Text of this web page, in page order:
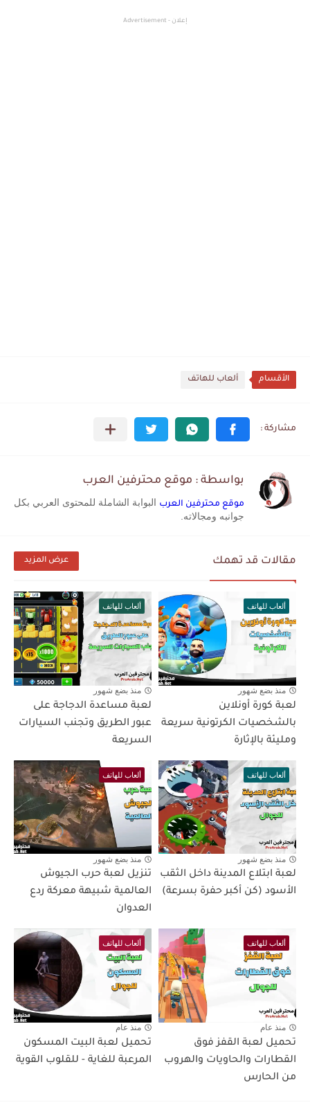
إعلان - Advertisement
الأقسام ألعاب للهاتف
بواسطة : موقع محترفين العرب
موقع محترفين العرب البوابة الشاملة للمحتوى العربي بكل
جوانبه ومجالاته.
مقالات قد تهمك عرض المزيد
ألعاب للهاتف
منذ بضع شهور
لعبة كورة أونلاين
بالشخصيات الكرتونية سريعة
ومليئة بالإثارة
ألعاب للهاتف
منذ بضع شهور
لعبة مساعدة الدجاجة على
عبور الطريق وتجنب السيارات
السريعة
ألعاب للهاتف
منذ بضع شهور
لعبة ابتلاع المدينة داخل الثقب
الأسود (كن أكبر حفرة بسرعة)
ألعاب للهاتف
منذ بضع شهور
تنزيل لعبة حرب الجيوش
العالمية شبيهة معركة ردع
العدوان
ألعاب للهاتف
منذ عام
تحميل لعبة القفز فوق
القطارات والحاويات والهروب
من الحارس
ألعاب للهاتف
منذ عام
تحميل لعبة البيت المسكون
المرعبة للغاية - للقلوب القوية